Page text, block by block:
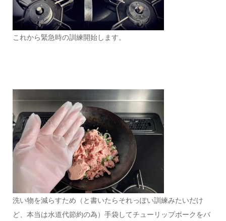
これから緊急時の訓練開始します。
洗い物を減らすため（と書いたらそれっぽい訓練みたいだけ
ど、本当は水道代節約の為）手袋してチューリップポークをバ